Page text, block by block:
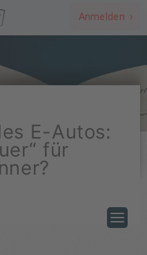
Anmelden ›
E-Autos:
für